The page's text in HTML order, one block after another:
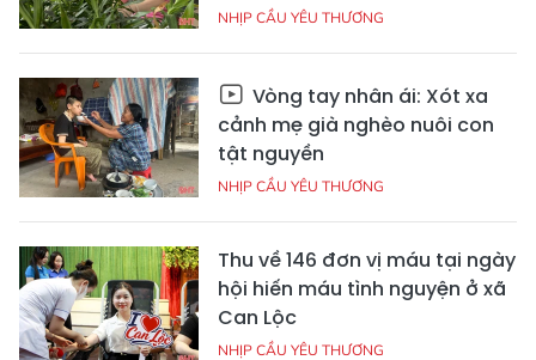
NHỊP CẦU YÊU THƯƠNG
Vòng tay nhân ái: Xót xa
cảnh mẹ già nghèo nuôi con
tật nguyền
NHỊP CẦU YÊU THƯƠNG
Thu về 146 đơn vị máu tại ngày
hội hiến máu tình nguyện ở xã
Can Lộc
NHỊP CẦU YÊU THƯƠNG